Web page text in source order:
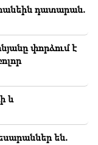
դատարան.
փորձում է
և
են.